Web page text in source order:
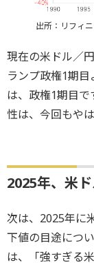
出所：リフィ
現在の米ドル／
ランプ政権1期
は、政権1期目
性は、今回もや
2025年、米
次は、2025年に
下値の目途につ
は、「強すぎる